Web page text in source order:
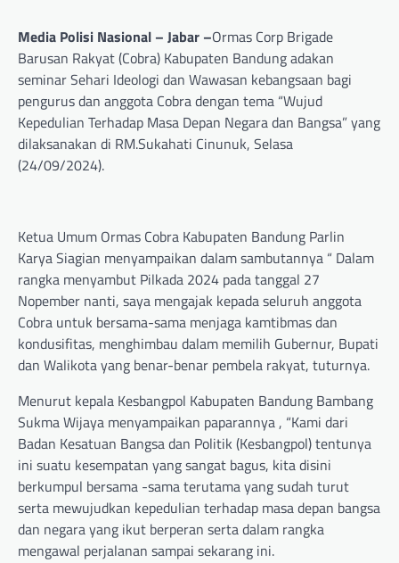
Media Polisi Nasional – Jabar –Ormas Corp Brigade
Barusan Rakyat (Cobra) Kabupaten Bandung adakan
seminar Sehari Ideologi dan Wawasan kebangsaan bagi
pengurus dan anggota Cobra dengan tema “Wujud
Kepedulian Terhadap Masa Depan Negara dan Bangsa” yang
dilaksanakan di RM.Sukahati Cinunuk, Selasa
(24/09/2024).
Ketua Umum Ormas Cobra Kabupaten Bandung Parlin
Karya Siagian menyampaikan dalam sambutannya “ Dalam
rangka menyambut Pilkada 2024 pada tanggal 27
Nopember nanti, saya mengajak kepada seluruh anggota
Cobra untuk bersama-sama menjaga kamtibmas dan
kondusifitas, menghimbau dalam memilih Gubernur, Bupati
dan Walikota yang benar-benar pembela rakyat, tuturnya.
Menurut kepala Kesbangpol Kabupaten Bandung Bambang
Sukma Wijaya menyampaikan paparannya , “Kami dari
Badan Kesatuan Bangsa dan Politik (Kesbangpol) tentunya
ini suatu kesempatan yang sangat bagus, kita disini
berkumpul bersama -sama terutama yang sudah turut
serta mewujudkan kepedulian terhadap masa depan bangsa
dan negara yang ikut berperan serta dalam rangka
mengawal perjalanan sampai sekarang ini.